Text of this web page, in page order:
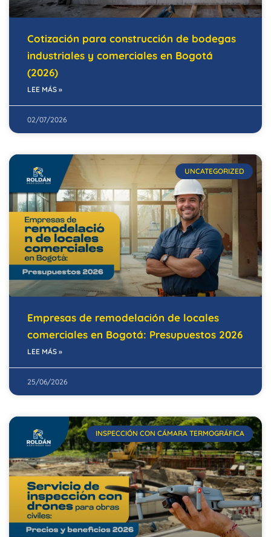
Cotización para construcción de bodegas
industriales y comerciales en Bogotá
(2026)
LEE MÁS »
02/07/2026
UNCATEGORIZED
Empresas de remodelación de locales
comerciales en Bogotá: Presupuestos 2026
LEE MÁS »
25/06/2026
INSPECCIÓN CON CÁMARA TERMOGRÁFICA